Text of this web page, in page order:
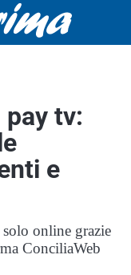
tv:
e
online grazie
ConciliaWeb